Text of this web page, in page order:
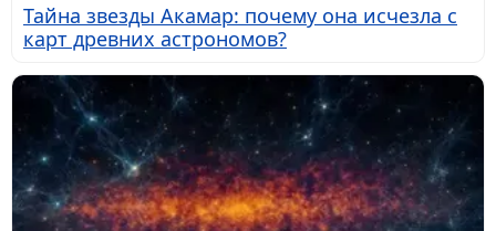
Тайна звезды Акамар: почему она исчезла с
карт древних астрономов?